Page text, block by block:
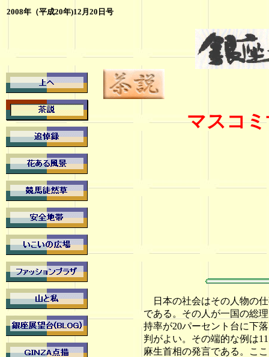
2008年（平成20年)12月20日号
マスコ
日本の社会はその人物の
である。その人が一国の総
持率が20パーセント台に下
判がよい。その端的な例は
麻生首相の発言である。こ